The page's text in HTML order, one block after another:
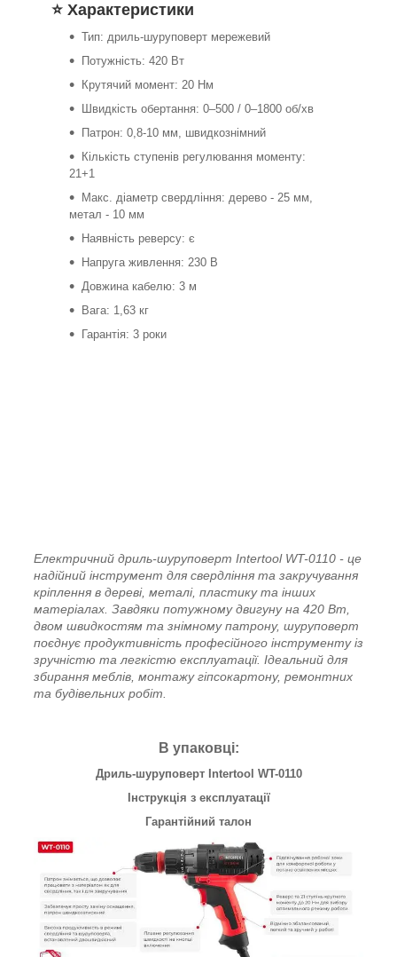
⭐ Характеристики
Тип: дриль-шуруповерт мережевий
Потужність: 420 Вт
Крутячий момент: 20 Нм
Швидкість обертання: 0–500 / 0–1800 об/хв
Патрон: 0,8-10 мм, швидкознімний
Кількість ступенів регулювання моменту:
21+1
Макс. діаметр свердління: дерево - 25 мм,
метал - 10 мм
Наявність реверсу: є
Напруга живлення: 230 В
Довжина кабелю: 3 м
Вага: 1,63 кг
Гарантія: 3 роки
Електричний дриль-шуруповерт Intertool WT-0110 - це
надійний інструмент для свердління та закручування
кріплення в дереві, металі, пластику та інших
матеріалах. Завдяки потужному двигуну на 420 Вт,
двом швидкостям та знімному патрону, шуруповерт
поєднує продуктивність професійного інструменту із
зручністю та легкістю експлуатації. Ідеальний для
збирання меблів, монтажу гіпсокартону, ремонтних
та будівельних робіт.
В упаковці:
Дриль-шуруповерт Intertool WT-0110
Інструкція з експлуатації
Гарантійний талон